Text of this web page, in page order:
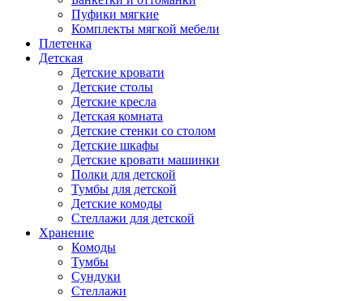
Пуфики мягкие
Комплекты мягкой мебели
Плетенка
Детская
Детские кровати
Детские столы
Детские кресла
Детская комната
Детские стенки со столом
Детские шкафы
Детские кровати машинки
Полки для детской
Тумбы для детской
Детские комоды
Стеллажи для детской
Хранение
Комоды
Тумбы
Сундуки
Стеллажи